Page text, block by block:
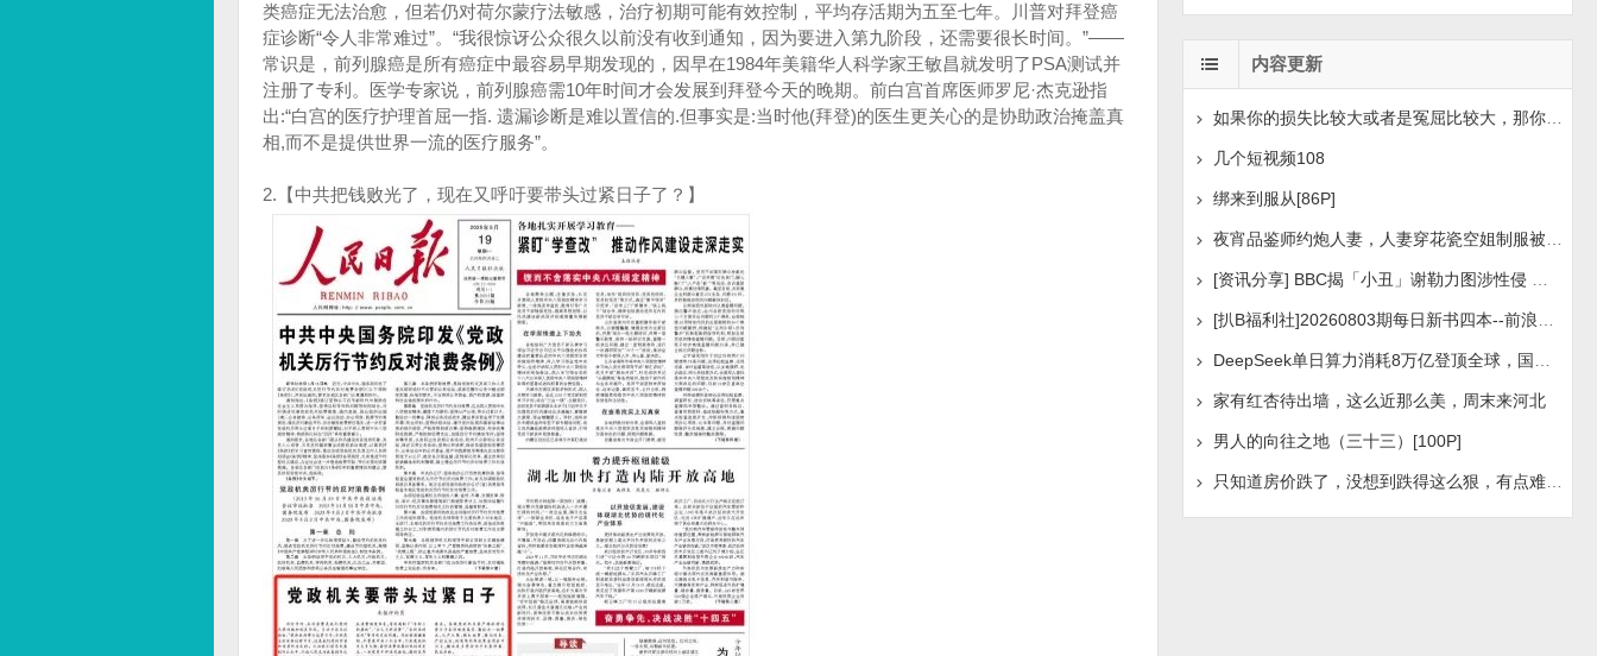
类癌症无法治愈，但若仍对荷尔蒙疗法敏感，治疗初期可能有效控制，平均存活期为五至七年。川普对拜登癌
症诊断“令人非常难过”。“我很惊讶公众很久以前没有收到通知，因为要进入第九阶段，还需要很长时间。”——
常识是，前列腺癌是所有癌症中最容易早期发现的，因早在1984年美籍华人科学家王敏昌就发明了PSA测试并
注册了专利。医学专家说，前列腺癌需10年时间才会发展到拜登今天的晚期。前白宫首席医师罗尼·杰克逊指
出:“白宫的医疗护理首屈一指. 遗漏诊断是难以置信的.但事实是:当时他(拜登)的医生更关心的是协助政治掩盖真
相,而不是提供世界一流的医疗服务”。
2.【中共把钱败光了，现在又呼吁要带头过紧日子了？】
内容更新
如果你的损失比较大或者是冤屈比较大，那你想挽回损失或
几个短视频108
绑来到服从[86P]
家有红杏待出墙，这么近那么美，周末来河北
男人的向往之地（三十三）[100P]
只知道房价跌了，没想到跌得这么狠，有点难受啊！